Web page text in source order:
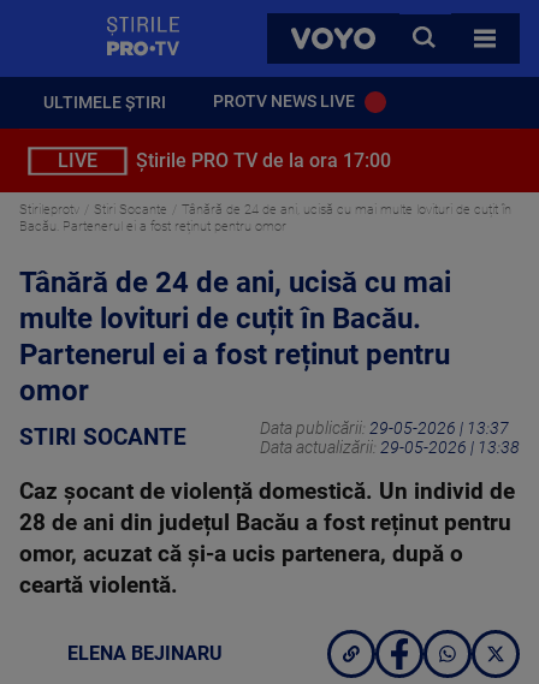
VOYO
CAUTA
TOATE
ULTIMELE ȘTIRI PROTV NEWS LIVE
LIVE Știrile PRO TV de la ora 17:00
Stirileprotv Stiri Socante
Tânără de 24 de ani, ucisă cu mai multe lovituri de cuțit în
Bacău. Partenerul ei a fost reținut pentru omor
Tânără de 24 de ani, ucisă cu mai
multe lovituri de cuțit în Bacău.
Partenerul ei a fost reținut pentru
omor
STIRI SOCANTE Data publicării: 29-05-2026 | 13:37
Data actualizării: 29-05-2026 | 13:38
Caz șocant de violență domestică. Un individ de
28 de ani din județul Bacău a fost reținut pentru
omor, acuzat că și-a ucis partenera, după o
ceartă violentă.
ELENA BEJINARU